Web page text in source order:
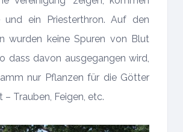
und ein Priesterthron. Auf den
wurden keine Spuren von Blut
dass davon ausgegangen wird,
nur Pflanzen für die Götter
Trauben, Feigen, etc.